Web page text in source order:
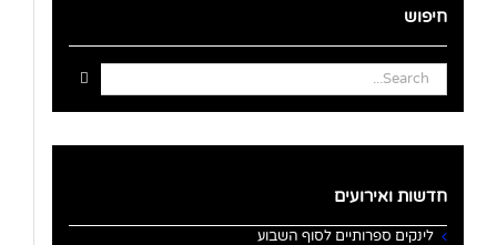
חיפוש
Search
for:
חדשות ואירועים
לינקים ספרותיים לסוף השבוע